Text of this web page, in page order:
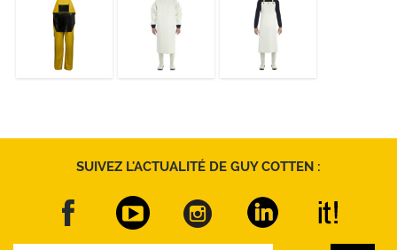
BRETELLES
TABLIER
NYLPECHE
DÉCOUVRIR
MANTAL
NYLPECHE
DÉCOUVRIR
Isolatech
DÉCOUVRIR
SUIVEZ L'ACTUALITÉ DE GUY COTTEN :